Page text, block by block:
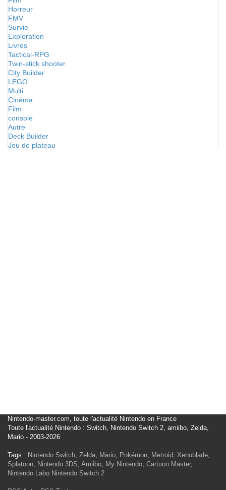
Horreur
FMV
Survie
Exploration
Livres
Tactical-RPG
Twin-stick shooter
City Builder
LEGO
Multi
Cinéma
Film
console
Autre
Deck Builder
Jeu de plateau
Nintendo-master.com, toute l'actualité Nintendo en France
Toute l'actualité Nintendo : Switch, Nintendo Switch 2, amiibo, Zelda,
Mario - 2003-2026
Tags : Nintendo Switch, Zelda, Mario, Pokémon, Metroid, Xenoblade,
Splatoon, Nintendo 3DS, Amiibo, My Nintendo, Cartoon Master,
Nintendo Labo Nintendo Switch 2